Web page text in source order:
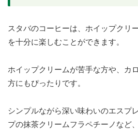
スタバのコーヒーは、ホイップクリ
を十分に楽しむことができます。
ホイップクリームが苦手な方や、カ
方にもぴったりです。
シンプルながら深い味わいのエスプ
プの抹茶クリームフラペチーノなど